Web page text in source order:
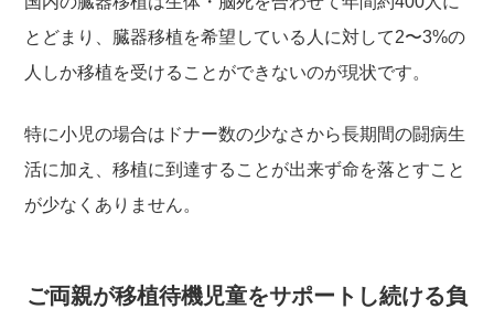
とどまり、臓器移植を希望している人に対して2〜3%の
人しか移植を受けることができないのが現状です。
特に小児の場合はドナー数の少なさから長期間の闘病生
活に加え、移植に到達することが出来ず命を落とすこと
が少なくありません。
ご両親が移植待機児童をサポートし続ける負